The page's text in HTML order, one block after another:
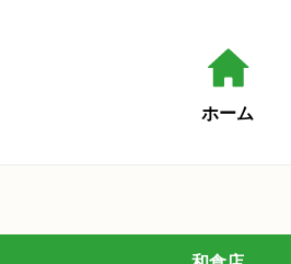
ホーム